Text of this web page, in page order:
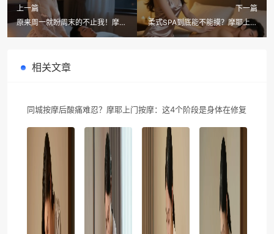
上一篇
原来周一就盼周末的不止我！摩耶
上门按摩技师在等你约，新客送
下一篇
柔式SPA到底能不能摸？摩耶上门
按摩美女技师一次给你讲清楚。
相关文章
同城按摩后酸痛难忍？摩耶上门按摩：这4个阶段是身体在修复